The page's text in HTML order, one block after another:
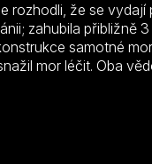
rozhodli, že se vydají
zahubila přibližně
samotné
mor léčit. Oba
zůstala –